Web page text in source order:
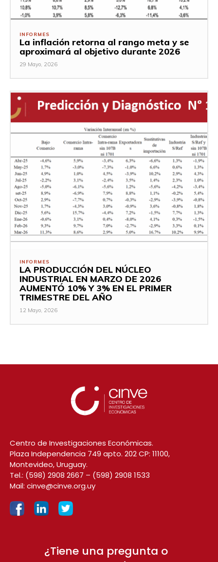
INFORMES
La inflación retorna al rango meta y se
aproximará al objetivo durante 2026
29 Mayo, 2026
INFORMES
LA PRODUCCIÓN DEL NÚCLEO
INDUSTRIAL EN MARZO DE 2026
AUMENTÓ 10% Y 3% EN EL PRIMER
TRIMESTRE DEL AÑO
12 Mayo, 2026
Centro de Investigaciones Económicas.
Plaza Independencia 749 apto. 202 CP: 11100,
Montevideo, Uruguay.
Tel.: (598) 2908 2667 – (598) 2908 1533
Mail: cinve@cinve.org.uy
¿Tiene una pregunta o